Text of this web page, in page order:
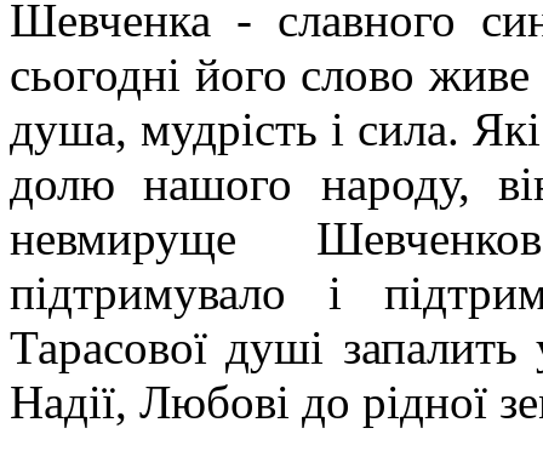
Шевченка - славного
сьогодні його слово
душа, мудрість і сила.
долю нашого народу,
невмируще
підтримувало і
Тарасової душі
Надії, Любові до рідної